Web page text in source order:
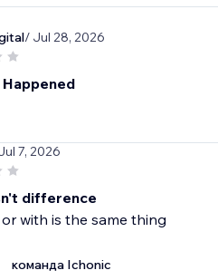
/ Jul 28, 2026
7, 2026
difference
with is the same thing
команда Ichonic